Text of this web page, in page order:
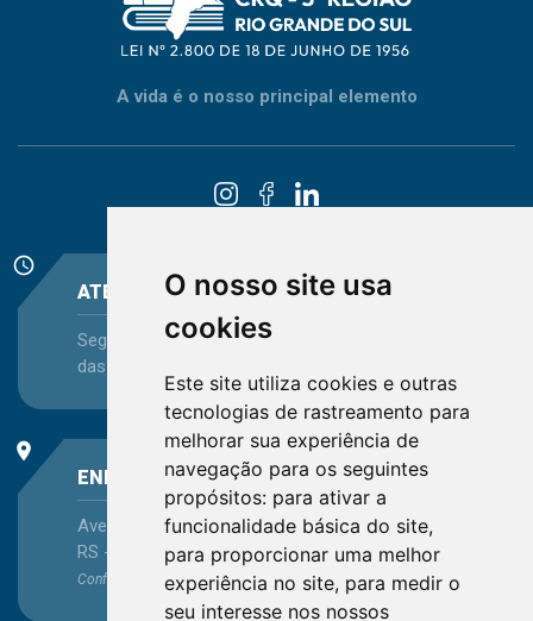
O nosso site usa
cookies
Este site utiliza cookies e outras
tecnologias de rastreamento para
melhorar sua experiência de
navegação para os seguintes
propósitos: para ativar a
funcionalidade básica do site,
para proporcionar uma melhor
experiência no site, para medir o
seu interesse nos nossos
A vida é o nosso principal elemento
schedule
ATENDIMENTO
Segunda-feira a Sexta-feira - das 08:30 às 12:15 e
das 13:30 às 16:45
place
ENDEREÇO
Avenida Itaqui, 45, Bairro Petrópolis, Porto Alegre -
RS - CEP 90460-140
Confira as demaislocalizações no Estado